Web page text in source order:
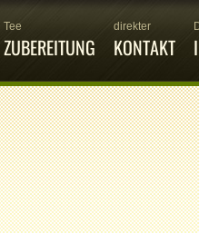
Tee
ZUBEREITUNG
direkter
KONTAKT